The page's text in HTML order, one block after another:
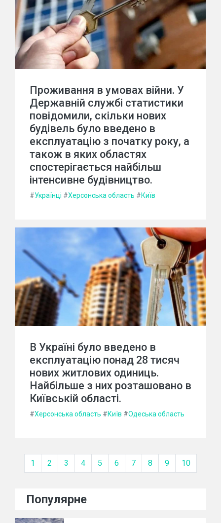
Проживання в умовах війни. У
Державній службі статистики
повідомили, скільки нових
будівель було введено в
експлуатацію з початку року, а
також в яких областях
спостерігається найбільш
інтенсивне будівництво.
#Українці #Херсонська область #Київ
В Україні було введено в
експлуатацію понад 28 тисяч
нових житлових одиниць.
Найбільше з них розташовано в
Київській області.
#Херсонська область #Київ #Одеська область
1 2 3 4 5 6 7 8 9 10
Популярне